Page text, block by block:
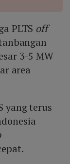
PLTS off
3-5 MW
area
yang terus